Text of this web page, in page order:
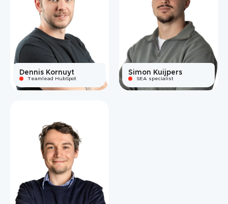
Dennis Kornuyt
Teamlead HubSpot
Simon Kuijpers
SEA specialist